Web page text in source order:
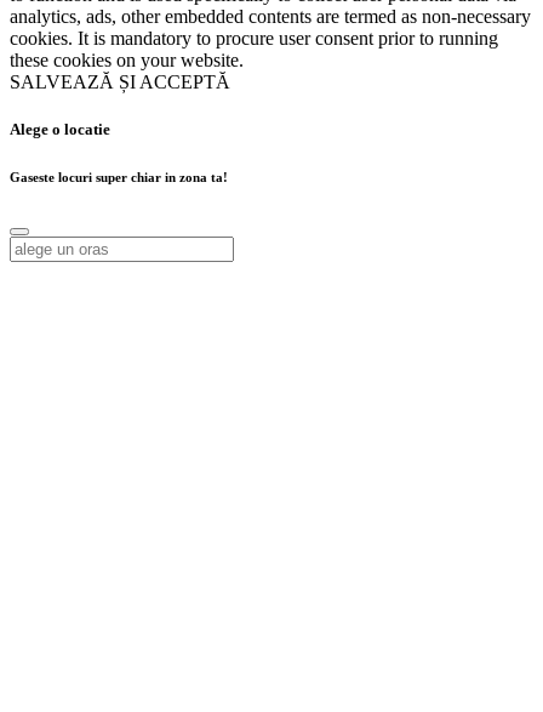
analytics, ads, other embedded contents are termed as non-necessary
cookies. It is mandatory to procure user consent prior to running
these cookies on your website.
SALVEAZĂ ȘI ACCEPTĂ
Alege o locatie
Gaseste locuri super chiar in zona ta!
Alege o locatie